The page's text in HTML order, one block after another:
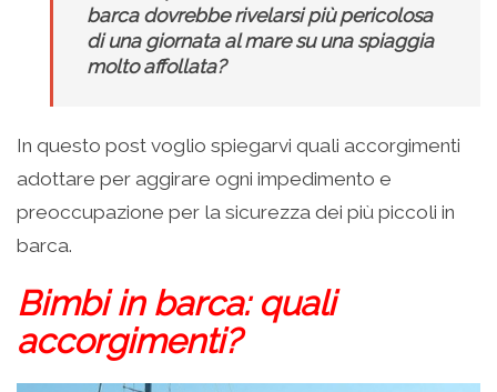
barca dovrebbe rivelarsi più pericolosa
di una giornata al mare su una spiaggia
molto affollata?
In questo post voglio spiegarvi quali accorgimenti
adottare per aggirare ogni impedimento e
preoccupazione per la sicurezza dei più piccoli in
barca.
Bimbi in barca: quali
accorgimenti?